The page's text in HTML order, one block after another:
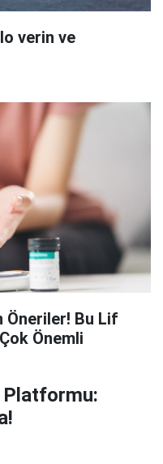
verin ve
Öneriler! Bu Lif
Önemli